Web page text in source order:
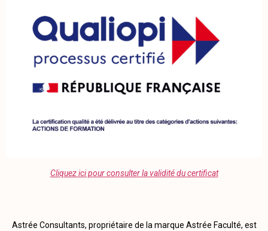
Cliquez ici pour consulter la validité du certificat
Astrée Consultants, propriétaire de la marque Astrée Faculté, est